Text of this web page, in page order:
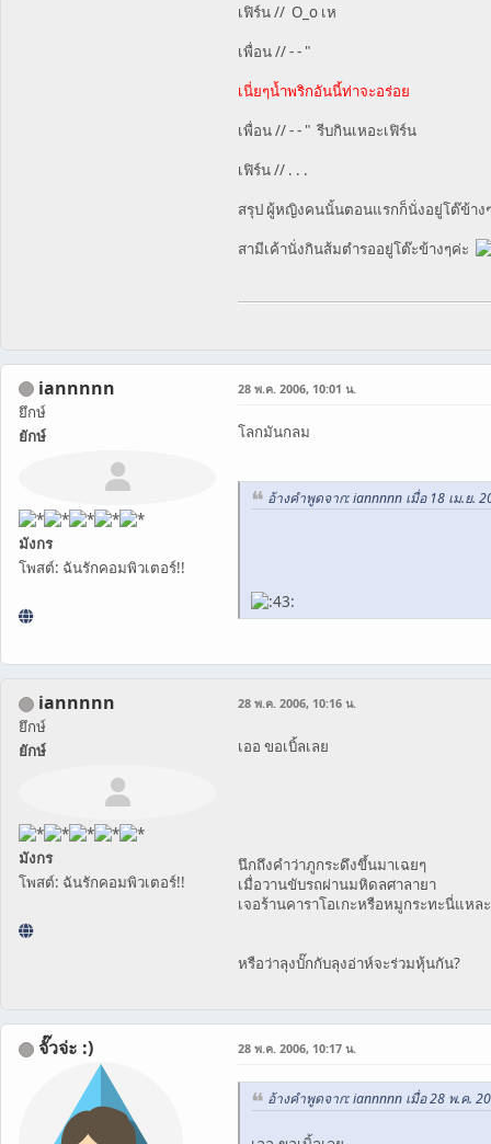
เฟิร์น // O_o เห
เพื่อน // - - "
เนี่ยๆน้ำพริกอันนี้ท่าจะอร่อย
เพื่อน // - - " รีบกินเหอะเฟิร์น
เฟิร์น // . . .
สรุป ผู้หญิงคนนั้นตอนแรกก็นั่งอยู่โต๊ข้าง
สามีเค้านั่งกินส้มตำรออยู่โต๊ะข้างๆค่ะ
iannnnn
ยึกษ์
ยักษ์
มังกร
โพสต์: ฉันรักคอมพิวเตอร์!!
28 พ.ค. 2006, 10:01 น.
โลกมันกลม
อ้างคำพูดจาก: iannnnn เมื่อ 18 เม.ย.
iannnnn
ยึกษ์
ยักษ์
มังกร
โพสต์: ฉันรักคอมพิวเตอร์!!
28 พ.ค. 2006, 10:16 น.
เออ ขอเบิ้ลเลย
นึกถึงคำว่าภูกระดึงขึ้นมาเฉยๆ
เมื่อวานขับรถผ่านมหิดลศาลายา
เจอร้านคาราโอเกะหรือหมูกระทะนี่แหล
หรือว่าลุงบั๊กกับลุงอ่าห์จะร่วมหุ้นกัน?
จั๊วจ่ะ :) 28 พ.ค. 2006, 10:17 น.
อ้างคำพูดจาก: iannnnn เมื่อ 28 พ.ค.